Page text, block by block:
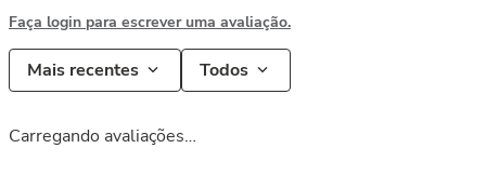
Faça login para escrever uma avaliação.
Mais recentes Todos
Carregando avaliações…